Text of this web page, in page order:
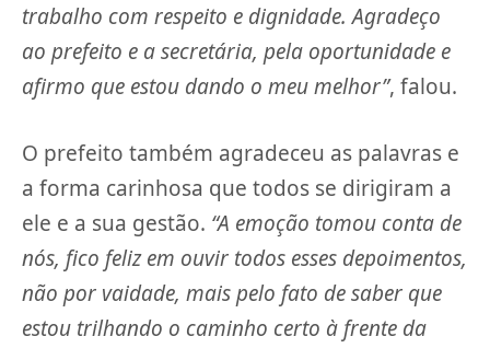
trabalho com respeito e dignidade. Agradeço
ao prefeito e a secretária, pela oportunidade e
afirmo que estou dando o meu melhor”, falou.
O prefeito também agradeceu as palavras e
a forma carinhosa que todos se dirigiram a
ele e a sua gestão. “A emoção tomou conta de
nós, fico feliz em ouvir todos esses depoimentos,
não por vaidade, mais pelo fato de saber que
estou trilhando o caminho certo à frente da